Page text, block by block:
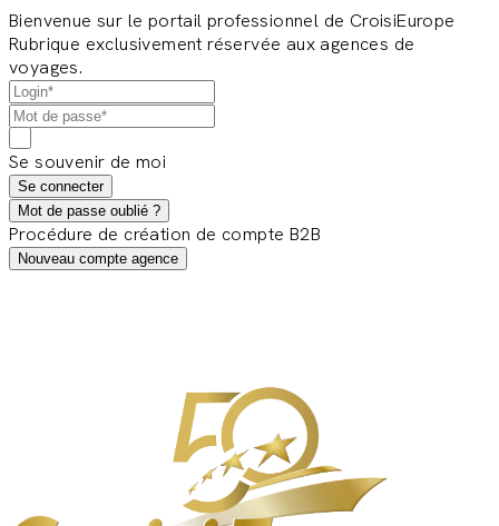
Bienvenue sur le portail professionnel de CroisiEurope
Rubrique exclusivement réservée aux agences de
voyages.
Se souvenir de moi
Se connecter
Mot de passe oublié ?
Procédure de création de compte B2B
Nouveau compte agence